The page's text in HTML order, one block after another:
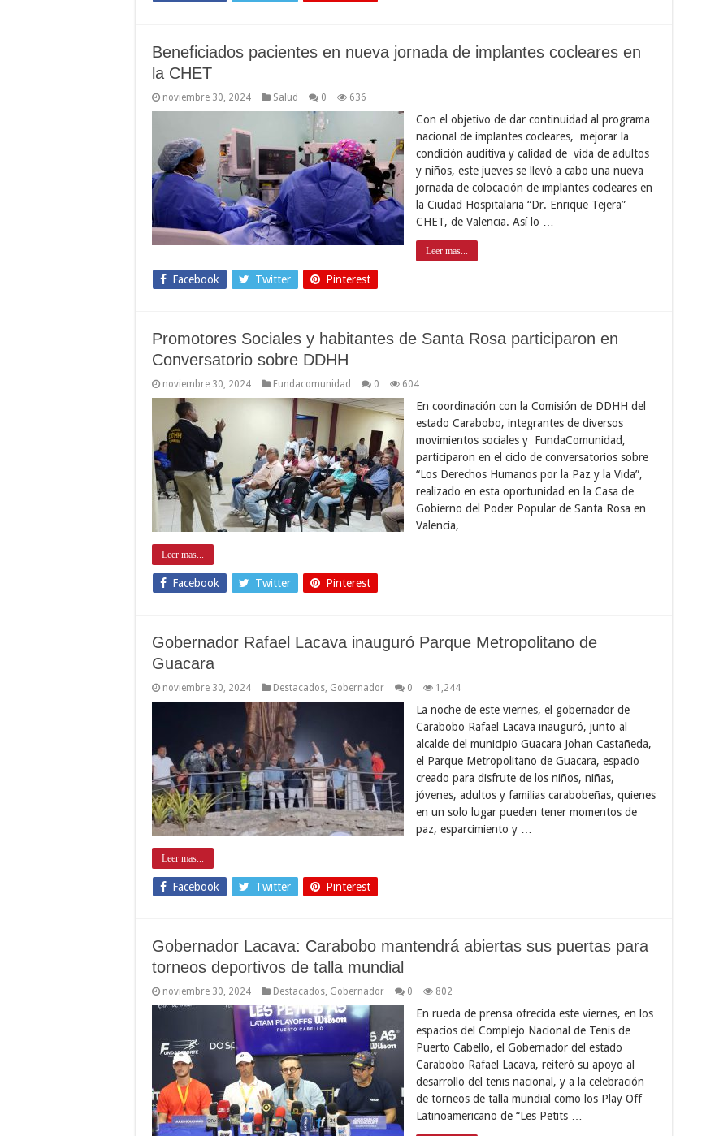
Beneficiados pacientes en nueva jornada de implantes cocleares en
la CHET
noviembre 30, 2024 Salud 0 636
Con el objetivo de dar continuidad al programa
nacional de implantes cocleares, mejorar la
condición auditiva y calidad de vida de adultos
y niños, este jueves se llevó a cabo una nueva
jornada de colocación de implantes cocleares en
la Ciudad Hospitalaria “Dr. Enrique Tejera”
CHET, de Valencia. Así lo …
Leer mas...
Facebook Twitter Pinterest
Promotores Sociales y habitantes de Santa Rosa participaron en
Conversatorio sobre DDHH
noviembre 30, 2024 Fundacomunidad 0 604
En coordinación con la Comisión de DDHH del
estado Carabobo, integrantes de diversos
movimientos sociales y FundaComunidad,
participaron en el ciclo de conversatorios sobre
“Los Derechos Humanos por la Paz y la Vida”,
realizado en esta oportunidad en la Casa de
Gobierno del Poder Popular de Santa Rosa en
Valencia, …
Leer mas...
Facebook Twitter Pinterest
Gobernador Rafael Lacava inauguró Parque Metropolitano de
Guacara
noviembre 30, 2024 Destacados Gobernador 0 1,244
La noche de este viernes, el gobernador de
Carabobo Rafael Lacava inauguró, junto al
alcalde del municipio Guacara Johan Castañeda,
el Parque Metropolitano de Guacara, espacio
creado para disfrute de los niños, niñas,
jóvenes, adultos y familias carabobeñas, quienes
en un solo lugar pueden tener momentos de
paz, esparcimiento y …
Leer mas...
Facebook Twitter Pinterest
Gobernador Lacava: Carabobo mantendrá abiertas sus puertas para
torneos deportivos de talla mundial
noviembre 30, 2024 Destacados Gobernador 0 802
En rueda de prensa ofrecida este viernes, en los
espacios del Complejo Nacional de Tenis de
Puerto Cabello, el Gobernador del estado
Carabobo Rafael Lacava, reiteró su apoyo al
desarrollo del tenis nacional, y a la celebración
de torneos de talla mundial como los Play Off
Latinoamericano de “Les Petits …